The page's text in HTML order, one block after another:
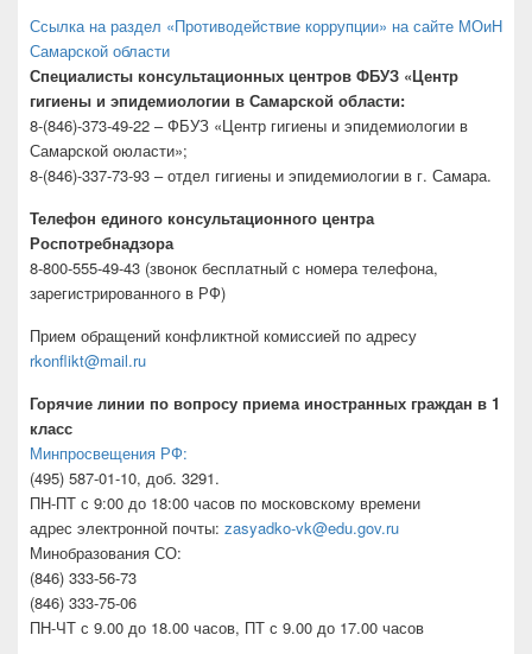
Ссылка на раздел «Противодействие коррупции» на сайте МОиН
Самарской области
Специалисты консультационных центров ФБУЗ «Центр
гигиены и эпидемиологии в Самарской области:
8-(846)-373-49-22 – ФБУЗ «Центр гигиены и эпидемиологии в
Самарской оюласти»;
8-(846)-337-73-93 – отдел гигиены и эпидемиологии в г. Самара.
Телефон единого консультационного центра
Роспотребнадзора
8-800-555-49-43 (звонок бесплатный с номера телефона,
зарегистрированного в РФ)
Прием обращений конфликтной комиссией по адресу
rkonflikt@mail.ru
Горячие линии по вопросу приема иностранных граждан в 1
класс
Минпросвещения РФ:
(495) 587-01-10, доб. 3291.
ПН-ПТ с 9:00 до 18:00 часов по московскому времени
адрес электронной почты: zasyadko-vk@edu.gov.ru
Минобразования СО:
(846) 333-56-73
(846) 333-75-06
ПН-ЧТ с 9.00 до 18.00 часов, ПТ с 9.00 до 17.00 часов